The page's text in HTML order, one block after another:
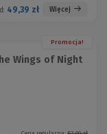
49,39 zł Więcej
Promocja!
Wings of Night